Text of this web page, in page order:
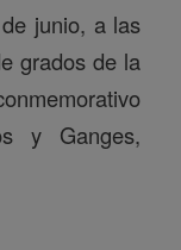
junio, a las
grados de la
y Ganges,